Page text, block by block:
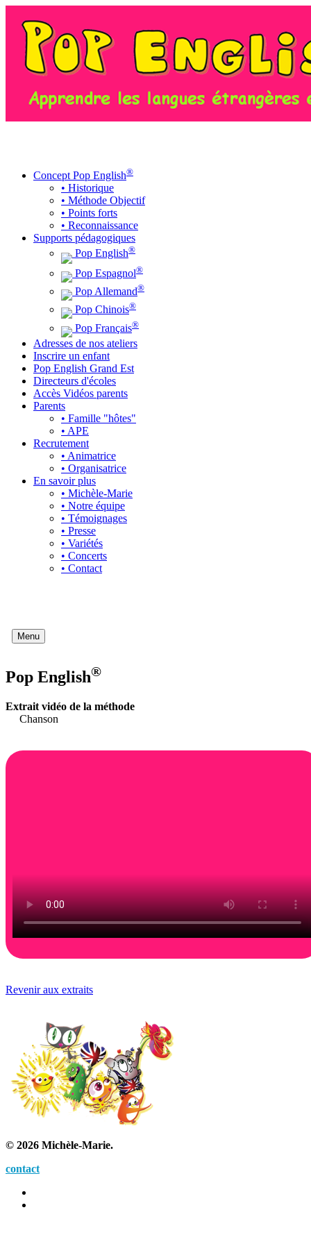
Concept Pop English®
• Historique
• Méthode Objectif
• Points forts
• Reconnaissance
Supports pédagogiques
Pop English®
Pop Espagnol®
Pop Allemand®
Pop Chinois®
Pop Français®
Adresses de nos ateliers
Inscrire un enfant
Pop English Grand Est
Directeurs d'écoles
Accès Vidéos parents
Parents
• Famille "hôtes"
• APE
Recrutement
• Animatrice
• Organisatrice
En savoir plus
• Michèle-Marie
• Notre équipe
• Témoignages
• Presse
• Variétés
• Concerts
• Contact
Menu
Pop English®
Extrait vidéo de la méthode
Chanson
Revenir aux extraits
© 2026 Michèle-Marie.
contact